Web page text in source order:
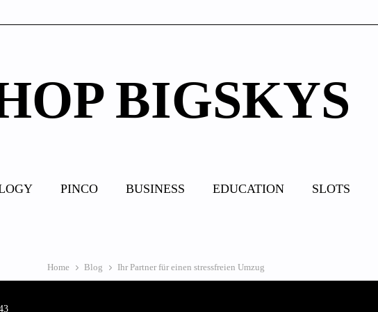
BIGSKYS
PINCO BUSINESS EDUCATION SLOTS
Home Blog Ihr Partner für einen stressfreien Umzug